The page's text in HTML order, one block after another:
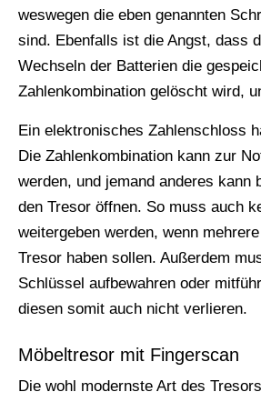
weswegen die eben genannten
sind. Ebenfalls ist die Angst, dass
Wechseln der Batterien die
Zahlenkombination gelöscht wird,
Ein elektronisches Zahlenschloss
Die Zahlenkombination kann zur
werden, und jemand anderes kann
den Tresor öffnen. So muss auch
weitergeben werden, wenn
Tresor haben sollen. Außerdem
Schlüssel aufbewahren oder
diesen somit auch nicht verlieren.
Möbeltresor mit Fingerscan
Die wohl modernste Art des